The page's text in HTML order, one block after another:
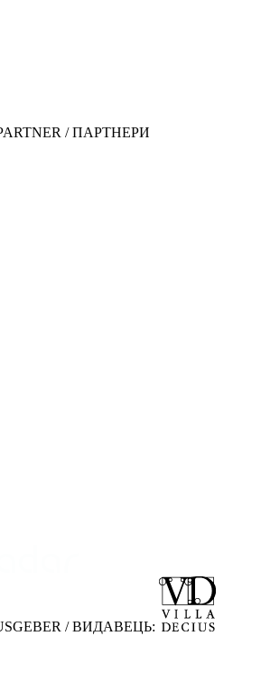
/ ПАРТНЕРИ
/ ВИДАВЕЦЬ: